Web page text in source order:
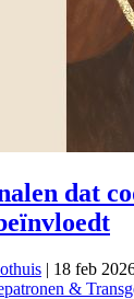
dat
| 18 feb
&